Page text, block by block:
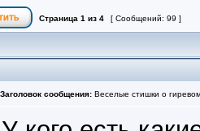
Страница 1 из 4 [ Сообщений: 99 ]
Заголовок сообщения: Веселые стишки о